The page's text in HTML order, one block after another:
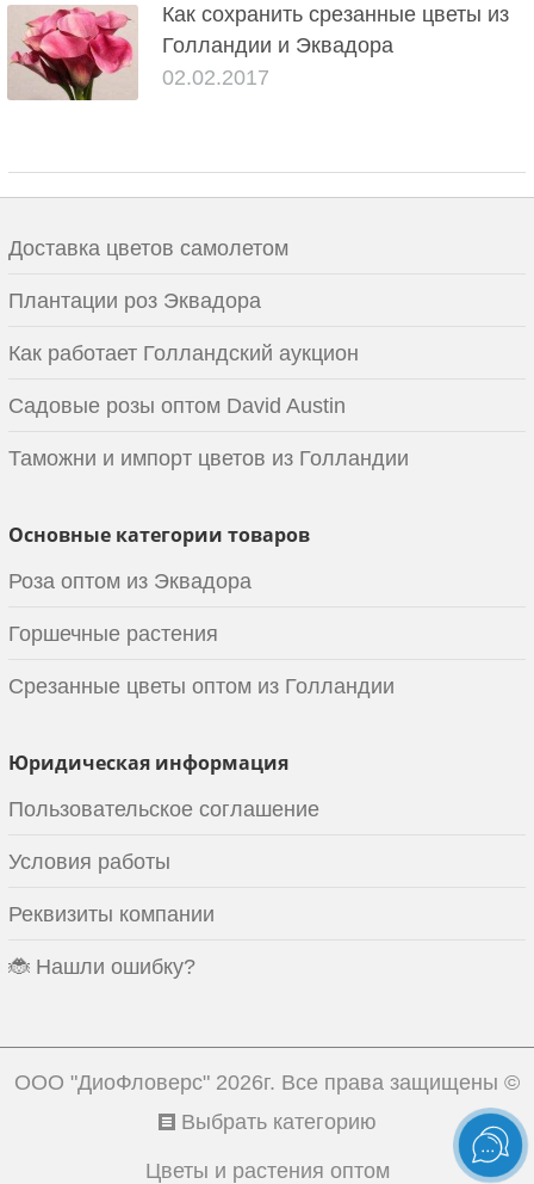
Как сохранить срезанные цветы из
Голландии и Эквадора
02.02.2017
Доставка цветов самолетом
Плантации роз Эквадора
Как работает Голландский аукцион
Садовые розы оптом David Austin
Таможни и импорт цветов из Голландии
Основные категории товаров
Роза оптом из Эквадора
Горшечные растения
Срезанные цветы оптом из Голландии
Юридическая информация
Пользовательское соглашение
Условия работы
Реквизиты компании
🐞 Нашли ошибку?
ООО "ДиоФловерс" 2026г. Все права защищены ©
Выбрать категорию
Цветы и растения оптом